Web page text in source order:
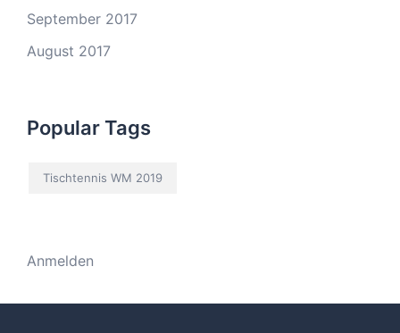
September 2017
August 2017
Popular Tags
Tischtennis WM 2019
Anmelden